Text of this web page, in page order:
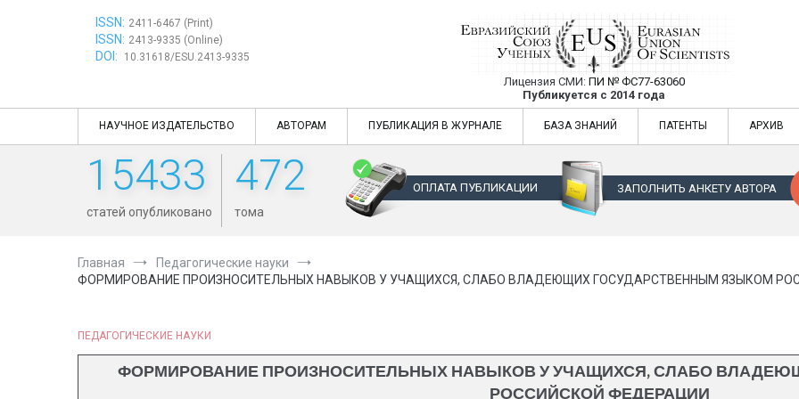
ISSN: 2411-6467 (Print)
ISSN: 2413-9335 (Online)
DOI: 10.31618/ESU.2413-9335
Евразийский Союз Ученых —
Лицензия СМИ: ПИ № ФС77-63060
Публикуется с 2014 года
Евразийский Союз Ученых — публикация научных статей в
НАУЧНОЕ ИЗДАТЕЛЬСТВО АВТОРАМ ПУБЛИКАЦИЯ В ЖУРНАЛЕ БАЗА ЗНАНИЙ ПАТЕНТЫ АРХИВ
15433
статей опубликовано
472
тома
ОПЛАТА ПУБЛИКАЦИИ ЗАПОЛНИТЬ АНКЕТУ АВТОРА
Главная
Педагогические науки
ФОРМИРОВАНИЕ ПРОИЗНОСИТЕЛЬНЫХ НАВЫКОВ У УЧАЩИХСЯ, СЛАБО ВЛАДЕЮЩИХ ГОСУДАРСТВЕННЫМ ЯЗЫКОМ
ПЕДАГОГИЧЕСКИЕ НАУКИ
ФОРМИРОВАНИЕ ПРОИЗНОСИТЕЛЬНЫХ НАВЫКОВ У УЧАЩИХСЯ, СЛАБО